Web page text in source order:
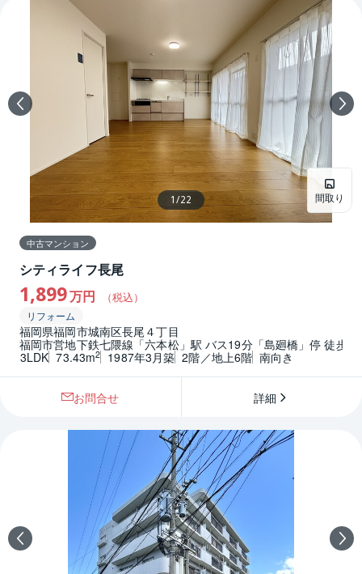
間取り
1/22
中古マンション
シティライフ長尾
1,899万円 （税込）
リフォーム
福岡県福岡市城南区長尾４丁目
福岡市営地下鉄七隈線「六本松」駅 バス19分「島廻橋」停 徒歩8
3LDK 73.43m2 1987年3月築 2階／地上6階 南向き
お問合せ 詳細